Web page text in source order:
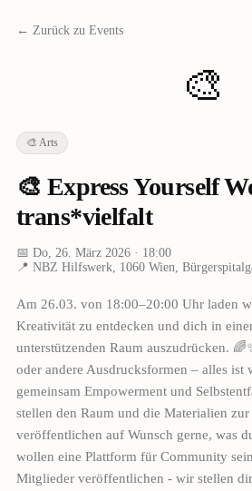
← Zurück zu Events
🎨
🎨 Arts
🎨 Express Yourself
trans*vielfalt
📅 Do, 26. März 2026· 18:00
📍 NBZ Hilfswerk, 1060 Wien,
Am 26.03. von 18:00–20:00 Uhr laden
Kreativität zu entdecken und dich in
unterstützenden Raum auszudrücken.
oder andere Ausdrucksformen – alles ist
gemeinsam Empowerment und
stellen den Raum und die Materialien
veröffentlichen auf Wunsch gerne, was
wollen eine Plattform für Community
Mitglieder veröffentlichen - wir stellen